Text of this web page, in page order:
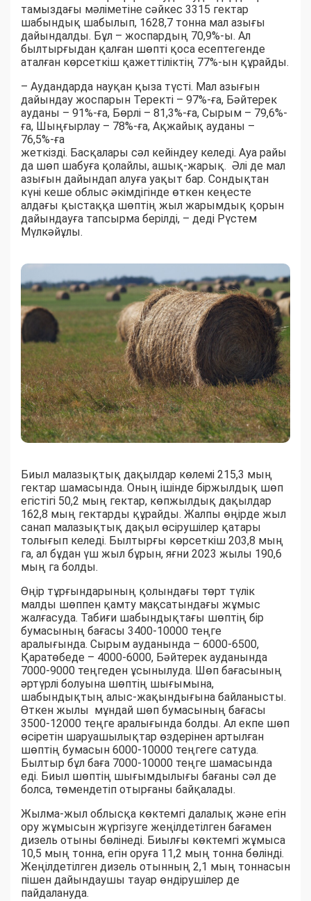
тамыздағы мәліметіне сәйкес 3315 гектар
шабындық шабылып, 1628,7 тонна мал азығы
дайындалды. Бұл – жоспардың 70,9%-ы. Ал
былтырғыдан қалған шөпті қоса есептегенде
аталған көрсеткіш қажеттіліктің 77%-ын құрайды.
– Аудандарда науқан қыза түсті. Мал азығын
дайындау жоспарын Теректі – 97%-ға, Бәйтерек
ауданы – 91%-ға, Бөрлі – 81,3%-ға, Сырым – 79,6%-
ға, Шыңғырлау – 78%-ға, Ақжайық ауданы –
76,5%-ға
жеткізді. Басқалары сәл кейіндеу келеді. Ауа райы
да шөп шабуға қолайлы, ашық-жарық. Әлі де мал
азығын дайындап алуға уақыт бар. Сондықтан
күні кеше облыс әкімдігінде өткен кеңесте
алдағы қыстаққа шөптің жыл жарымдық қорын
дайындауға тапсырма берілді, – деді Рүстем
Мүлкәйұлы.
Биыл малазықтық дақылдар көлемі 215,3 мың
гектар шамасында. Оның ішінде біржылдық шөп
егістігі 50,2 мың гектар, көпжылдық дақылдар
162,8 мың гектарды құрайды. Жалпы өңірде жыл
санап малазықтық дақыл өсірушілер қатары
толығып келеді. Былтырғы көрсеткіш 203,8 мың
га, ал бұдан үш жыл бұрын, яғни 2023 жылы 190,6
мың га болды.
Өңір тұрғындарының қолындағы төрт түлік
малды шөппен қамту мақсатындағы жұмыс
жалғасуда. Табиғи шабындықтағы шөптің бір
бумасының бағасы 3400-10000 теңге
аралығында. Сырым ауданында – 6000-6500,
Қаратөбеде – 4000-6000, Бәйтерек ауданында
7000-9000 теңгеден ұсынылуда. Шөп бағасының
әртүрлі болуына шөптің шығымына,
шабындықтың алыс-жақындығына байланысты.
Өткен жылы мұндай шөп бумасының бағасы
3500-12000 теңге аралығында болды. Ал екпе шөп
өсіретін шаруашылықтар өздерінен артылған
шөптің бумасын 6000-10000 теңгеге сатуда.
Былтыр бұл баға 7000-10000 теңге шамасында
еді. Биыл шөптің шығымдылығы бағаны сәл де
болса, төмендетіп отырғаны байқалады.
Жылма-жыл облысқа көктемгі далалық және егін
ору жұмысын жүргізуге жеңілдетілген бағамен
дизель отыны бөлінеді. Биылғы көктемгі жұмыса
10,5 мың тонна, егін оруға 11,2 мың тонна бөлінді.
Жеңілдетілген дизель отынның 2,1 мың тоннасын
пішен дайындаушы тауар өндірушілер де
пайдалануда.